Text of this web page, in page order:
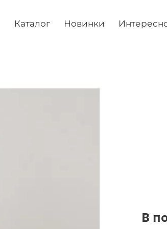
Каталог Новинки
В